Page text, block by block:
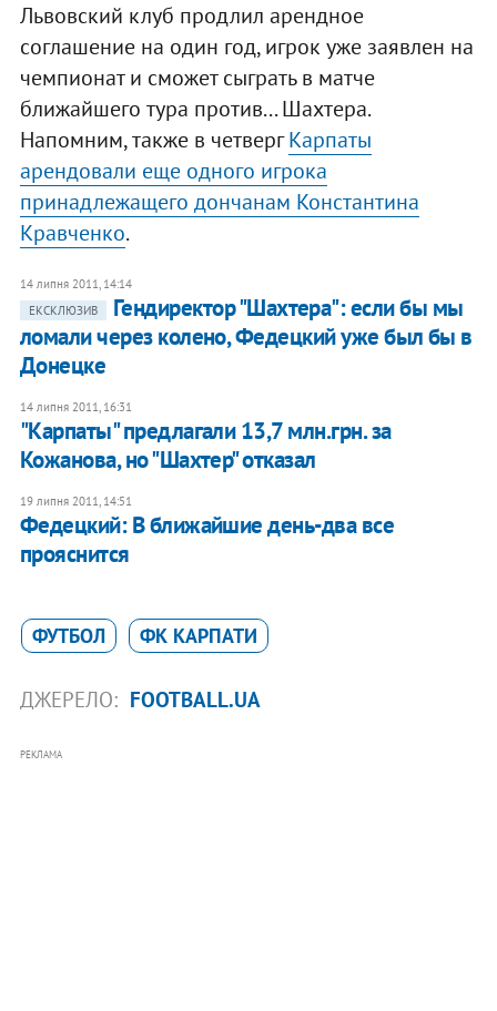
Львовский клуб продлил арендное
соглашение на один год, игрок уже заявлен на
чемпионат и сможет сыграть в матче
ближайшего тура против... Шахтера.
Напомним, также в четвергКарпаты
арендовали еще одного игрока
принадлежащего дончанам Константина
Кравченко.
14 липня 2011, 14:14
ЕКСКЛЮЗИВ
Гендиректор "Шахтера": если бы мы
ломали через колено, Федецкий уже был бы в
Донецке
14 липня 2011, 16:31
"Карпаты" предлагали 13,7 млн.грн. за
Кожанова, но "Шахтер" отказал
19 липня 2011, 14:51
Федецкий: В ближайшие день-два все
прояснится
ФУТБОЛ ФК КАРПАТИ
ДЖЕРЕЛО: FOOTBALL.UA
РЕКЛАМА